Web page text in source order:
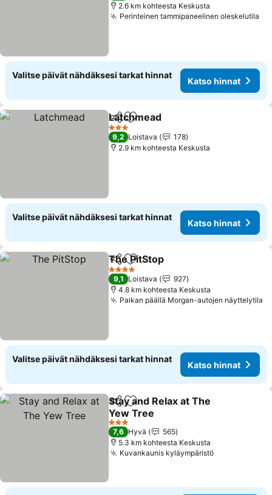
2.6 km kohteesta Keskusta
Perinteinen tammipaneelinen oleskelutila
Valitse päivät nähdäksesi tarkat hinnat
Katso hinnat
Jaa Lisää suosikkeihin
Latchmead
3 Tähtiluokitus
9,2 Loistava
178
2.9 km kohteesta Keskusta
Valitse päivät nähdäksesi tarkat hinnat
Katso hinnat
Jaa Lisää suosikkeihin
The PitStop
4 Tähtiluokitus
9,1 Loistava
927
4.8 km kohteesta Keskusta
Paikan päällä Morgan-autojen näyttelytila
Valitse päivät nähdäksesi tarkat hinnat
Katso hinnat
Jaa Lisää suosikkeihin
Stay and Relax at The
Yew Tree
3 Tähtiluokitus
7,6 Hyvä
565
5.3 km kohteesta Keskusta
Kuvankaunis kyläympäristö